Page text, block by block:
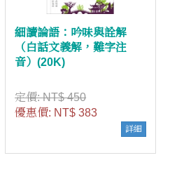
細讀論語：吟味與詮解
（白話文義解，難字注
音）(20K)
定價:NT$ 450
優惠價: NT$ 383
詳細